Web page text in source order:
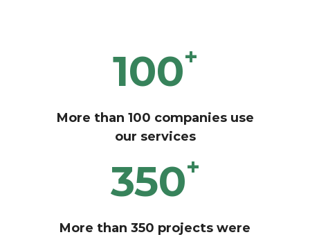
100+
More than 100 companies use
our services
350+
More than 350 projects were